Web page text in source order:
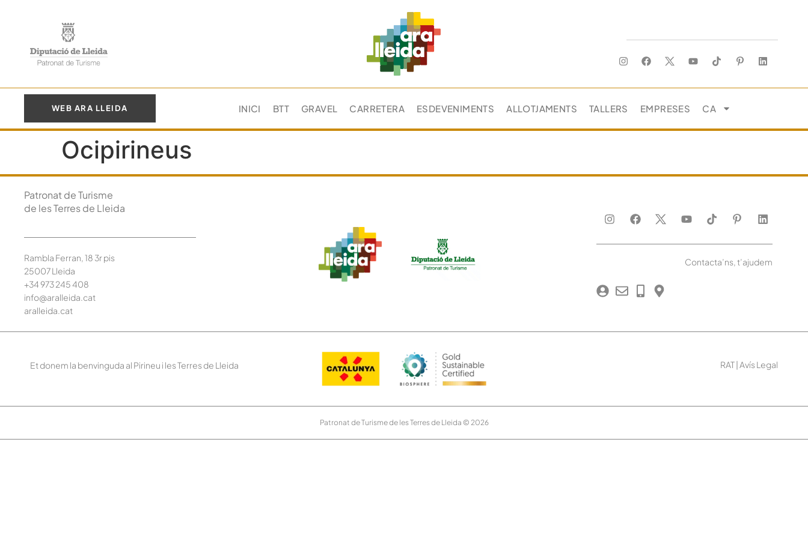
WEB ARA LLEIDA INICI BTT GRAVEL CARRETERA ESDEVENIMENTS ALLOTJAMENTS TALLERS EMPRESES CA
Ocipirineus
Patronat de Turisme
de les Terres de Lleida
Rambla Ferran, 18 3r pis
25007 Lleida
+34 973 245408
info@aralleida.cat
aralleida.cat
Contacta’ns, t’ajudem
Et donem la benvinguda al Pirineu i les Terres de Lleida RAT|Avís Legal
Patronat de Turisme de les Terres de Lleida © 2026